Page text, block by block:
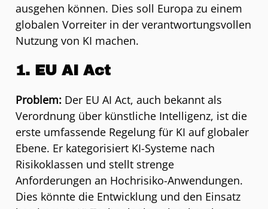
ausgehen können. Dies soll Europa zu einem
globalen Vorreiter in der verantwortungsvollen
Nutzung von KI machen.
1. EU AI Act
Problem: Der EU AI Act, auch bekannt als
Verordnung über künstliche Intelligenz, ist die
erste umfassende Regelung für KI auf globaler
Ebene. Er kategorisiert KI-Systeme nach
Risikoklassen und stellt strenge
Anforderungen an Hochrisiko-Anwendungen.
Dies könnte die Entwicklung und den Einsatz